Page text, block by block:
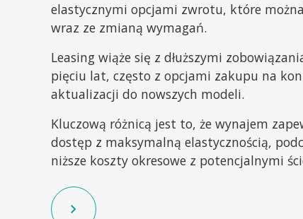
elastycznymi opcjami zwrotu, które
wraz ze zmianą wymagań.
Leasing wiąże się z dłuższymi
pięciu lat, często z opcjami zakupu na
aktualizacji do nowszych modeli.
Kluczową różnicą jest to, że wynajem
dostęp z maksymalną elastycznością,
niższe koszty okresowe z potencjalnymi